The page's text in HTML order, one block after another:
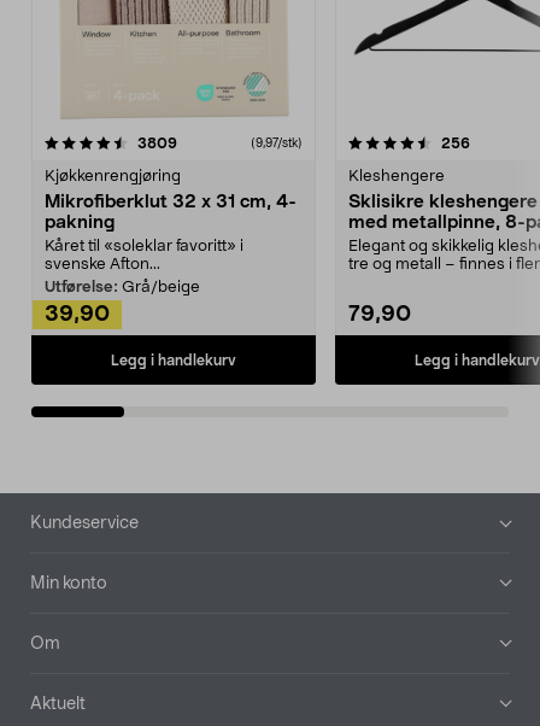
3809anmeldelser(9,97/stk)
Kjøkkenrengjøring
Mikrofiberklut 32 x 31 cm, 4-
pakning
Kåret til «soleklar favoritt» i
svenske Afton...
Utførelse: Grå/beige
39,90
Legg i handlekurv
4.5av 5 stjerner 256
Kleshengere
Sklisikre
med metallpinne, 8-
Elegant og skikkelig
tre og metall – finnes i
79,90
Legg i handlekurv
4.5av 5 stjerner
Bunntekst
Kundeservice
Min konto
Om
Aktuelt